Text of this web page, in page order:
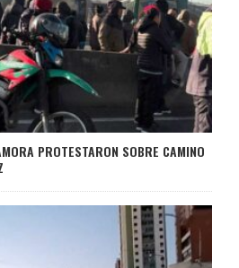
PROTESTARON SOBRE CAMINO